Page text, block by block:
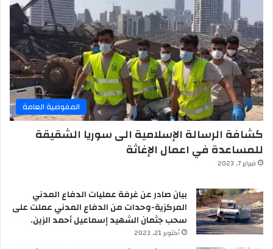
المفوضية العامة
كشافة الرسالة الإسلامية الى سوريا الشقيقة
للمساعدة في اعمال الإغاثة
فبراير 7, 2023
بيان صادر عن غرفة عمليات الدفاع المدني
المركزية-وحدات من الدفاع المدني عملت على
سحب جثمان الشهيد إسماعيل أحمد الزين.
أكتوبر 21, 2023